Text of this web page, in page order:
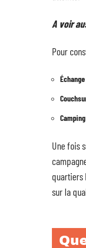
A voir
Pour
Camping
Une fois
quartiers
sur la